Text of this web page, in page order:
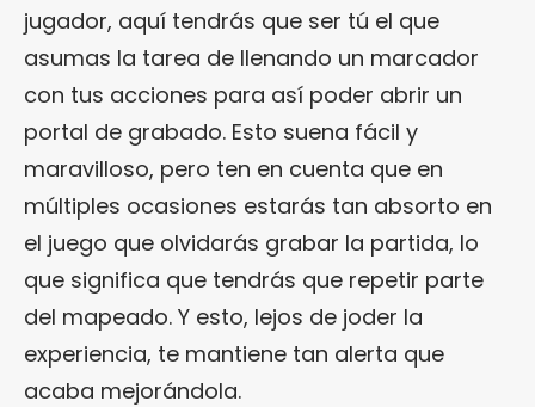
jugador, aquí tendrás que ser tú el que
asumas la tarea de llenando un marcador
con tus acciones para así poder abrir un
portal de grabado. Esto suena fácil y
maravilloso, pero ten en cuenta que en
múltiples ocasiones estarás tan absorto en
el juego que olvidarás grabar la partida, lo
que significa que tendrás que repetir parte
del mapeado. Y esto, lejos de joder la
experiencia, te mantiene tan alerta que
acaba mejorándola.